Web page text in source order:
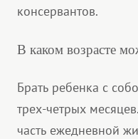
консервантов.
В каком возрасте
Брать ребенка с
трех-четрых
часть ежедневной